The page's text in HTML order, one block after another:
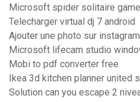
Microsoft spider solitaire
Telecharger virtual dj 7 android
Ajouter une photo sur
Microsoft lifecam studio
Mobi to pdf converter free
Ikea 3d kitchen planner united
Solution can you escape 2